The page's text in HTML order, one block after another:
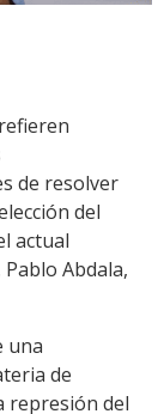
de resolver
del
actual
Abdala,
una
de
represión del